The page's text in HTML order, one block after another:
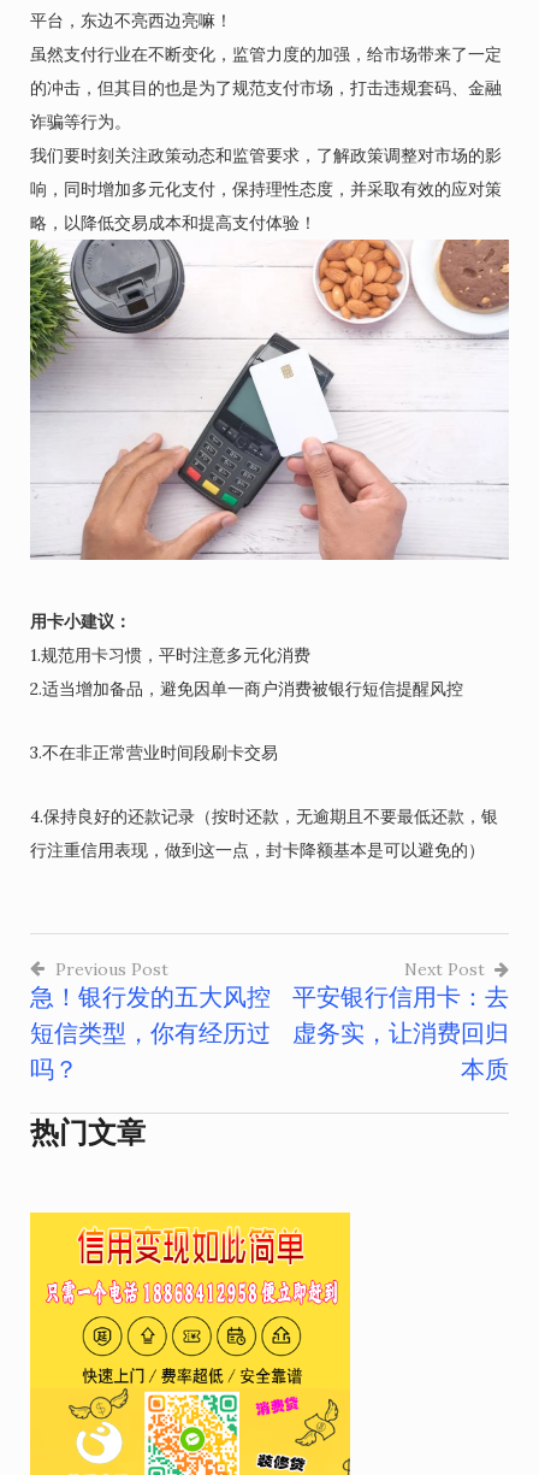
平台，东边不亮西边亮嘛！
虽然支付行业在不断变化，监管力度的加强，给市场带来了一定
的冲击，但其目的也是为了规范支付市场，打击违规套码、金融
诈骗等行为。
我们要时刻关注政策动态和监管要求，了解政策调整对市场的影
响，同时增加多元化支付，保持理性态度，并采取有效的应对策
略，以降低交易成本和提高支付体验！
用卡小建议：
1.规范用卡习惯，平时注意多元化消费
2.适当增加备品，避免因单一商户消费被银行短信提醒风控
3.不在非正常营业时间段刷卡交易
4.保持良好的还款记录（按时还款，无逾期且不要最低还款，银
行注重信用表现，做到这一点，封卡降额基本是可以避免的）
文
章
航
Previous Post
急！银行发的五大风控
短信类型，你有经历过
吗？
Next Post
平安银行信用卡：去
虚务实，让消费回归
本质
热门文章